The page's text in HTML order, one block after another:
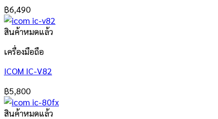
฿6,490
สินค้าหมดแล้ว
เครื่องมือถือ
ICOM IC-V82
฿5,800
สินค้าหมดแล้ว